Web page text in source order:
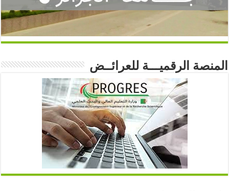
المنصة الرقميـــة للعرائــض